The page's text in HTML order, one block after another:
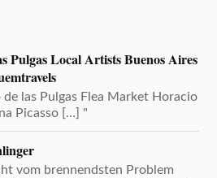
Pulgas Local Artists Buenos Aires
las Pulgas Flea Market Horacio
Picasso […] "
vom brennendsten Problem